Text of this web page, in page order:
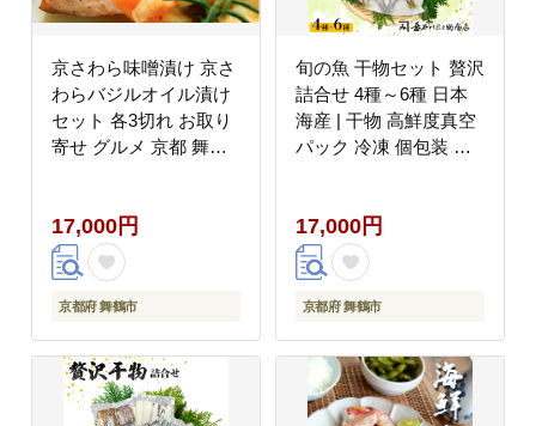
京さわら味噌漬け 京さ
わらバジルオイル漬け
セット 各3切れ お取り
寄せ グルメ 京都 舞鶴
かず 一品 魚料理 和食
洋風 熨斗 贈答 ギフト
17,000円
京都府 舞鶴市
旬の魚 干物セット 贅沢
詰合せ 4種～6種 日本
海産 | 干物 高鮮度真空
パック 冷凍 個包装 ギ
17,000円
京都府 舞鶴市